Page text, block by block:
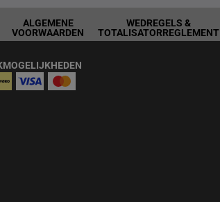
ALGEMENE
VOORWAARDEN
WEDREGELS &
TOTALISATORREGLEMENT